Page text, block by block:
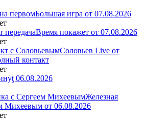
Большая игра от 07.08.2026
Время покажет от 07.08.2026
Соловьев Live от
контакт
06.08.2026
Железная
Михеевым от 06.08.2026